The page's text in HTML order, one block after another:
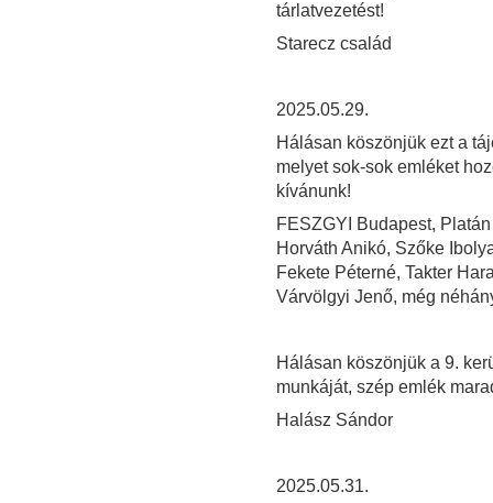
tárlatvezetést!
Starecz család
2025.05.29.
Hálásan köszönjük ezt a
melyet sok-sok emléket
kívánunk!
FESZGYI Budapest,
Horváth Anikó, Szőke
Fekete Péterné, Takter
Várvölgyi Jenő, még
Hálásan köszönjük a 9.
munkáját, szép emlék
Halász Sándor
2025.05.31.